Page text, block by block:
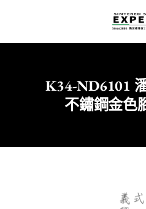
Home
餐廳
K34-ND6101
不鏽鋼金色